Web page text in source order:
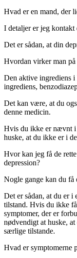
Hvad er en mand, der
I detaljer er jeg
Det er sådan, at din
Hvordan virker man på
Den aktive ingrediens
ingrediens,
Det kan være, at du
denne medicin.
Hvis du ikke er nævnt i
huske, at du ikke er i
Hvor kan jeg få de
depression?
Nogle gange kan du få
Det er sådan, at du er
tilstand. Hvis du ikke
symptomer, der er
nødvendigt at huske,
særlige tilstande.
Hvad er symptomerne